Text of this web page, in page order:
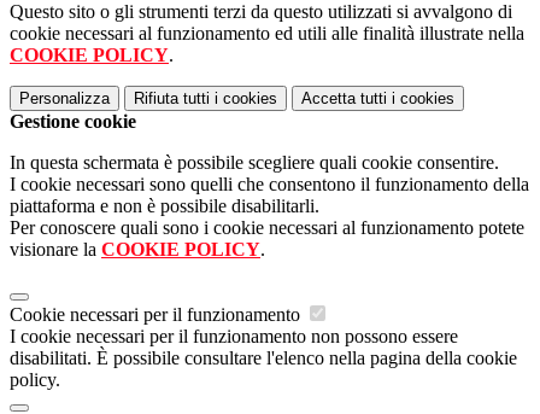
Questo sito o gli strumenti terzi da questo utilizzati si avvalgono di
cookie necessari al funzionamento ed utili alle finalità illustrate nella
COOKIE POLICY.
Personalizza Rifiuta tutti i cookies Accetta tutti i cookies
Gestione cookie
In questa schermata è possibile scegliere quali cookie consentire.
I cookie necessari sono quelli che consentono il funzionamento della
piattaforma e non è possibile disabilitarli.
Per conoscere quali sono i cookie necessari al funzionamento potete
visionare la COOKIE POLICY.
Cookie necessari per il funzionamento
I cookie necessari per il funzionamento non possono essere
disabilitati. È possibile consultare l'elenco nella pagina della cookie
policy.